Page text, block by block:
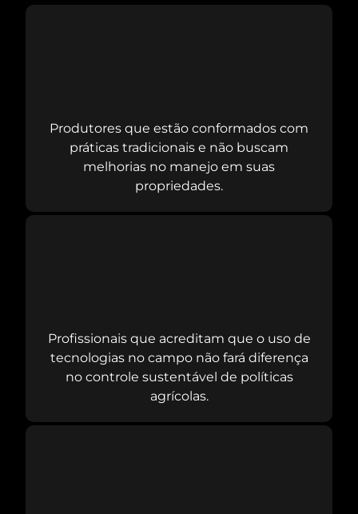
Produtores que estão conformados com
práticas tradicionais e não buscam
melhorias no manejo em suas
propriedades.
Profissionais que acreditam que o uso de
tecnologias no campo não fará diferença
no controle sustentável de políticas
agrícolas.